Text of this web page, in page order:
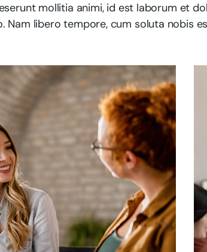
mollitia animi, id est laborum et
Nam libero tempore, cum soluta nobis